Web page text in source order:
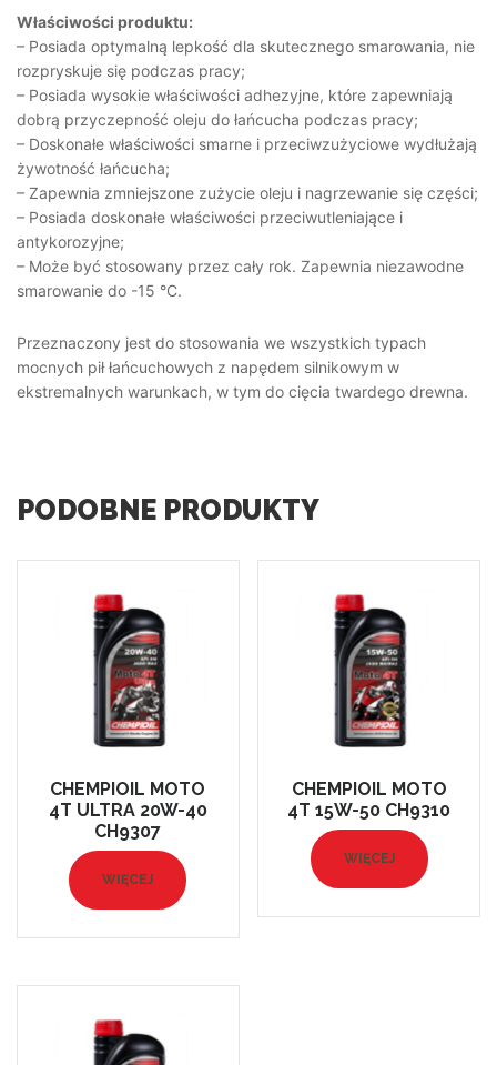
Właściwości produktu:
– Posiada optymalną lepkość dla skutecznego smarowania, nie
rozpryskuje się podczas pracy;
– Posiada wysokie właściwości adhezyjne, które zapewniają
dobrą przyczepność oleju do łańcucha podczas pracy;
– Doskonałe właściwości smarne i przeciwzużyciowe wydłużają
żywotność łańcucha;
– Zapewnia zmniejszone zużycie oleju i nagrzewanie się części;
– Posiada doskonałe właściwości przeciwutleniające i
antykorozyjne;
– Może być stosowany przez cały rok. Zapewnia niezawodne
smarowanie do -15 °С.
Przeznaczony jest do stosowania we wszystkich typach
mocnych pił łańcuchowych z napędem silnikowym w
ekstremalnych warunkach, w tym do cięcia twardego drewna.
PODOBNE PRODUKTY
CHEMPIOIL MOTO
4T ULTRA 20W-40
CH9307
WIĘCEJ
CHEMPIOIL MOTO
4T 15W-50 CH9310
WIĘCEJ